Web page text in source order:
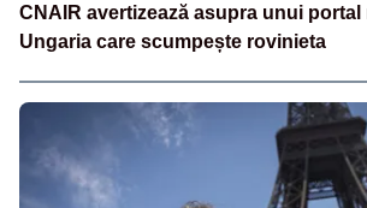
CNAIR avertizează asupra unui
Ungaria care scumpește rovinieta